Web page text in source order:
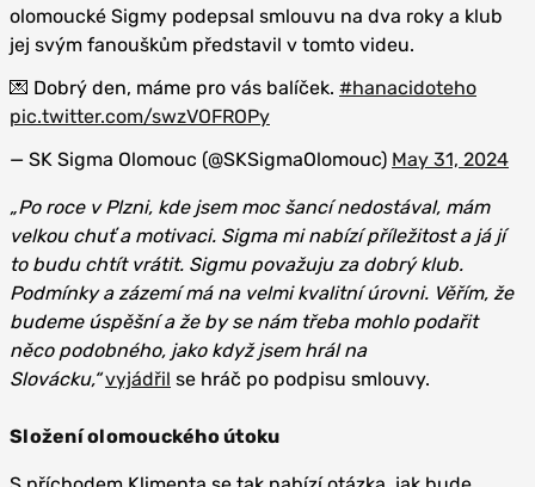
olomoucké Sigmy podepsal smlouvu na dva roky a klub
jej svým fanouškům představil v tomto videu.
💌 Dobrý den, máme pro vás balíček. #hanacidoteho
pic.twitter.com/swzVOFROPy
— SK Sigma Olomouc (@SKSigmaOlomouc) May 31, 2024
„Po roce v Plzni, kde jsem moc šancí nedostával, mám
velkou chuť a motivaci. Sigma mi nabízí příležitost a já jí
to budu chtít vrátit. Sigmu považuju za dobrý klub.
Podmínky a zázemí má na velmi kvalitní úrovni. Věřím, že
budeme úspěšní a že by se nám třeba mohlo podařit
něco podobného, jako když jsem hrál na
Slovácku,“ vyjádřil se hráč po podpisu smlouvy.
Složení olomouckého útoku